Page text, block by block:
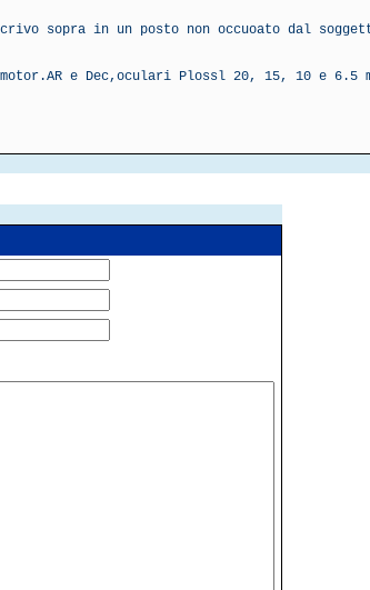
sopra in un posto non occuoato dal
motor.AR e Dec,oculari Plossl 20, 15, 10 e